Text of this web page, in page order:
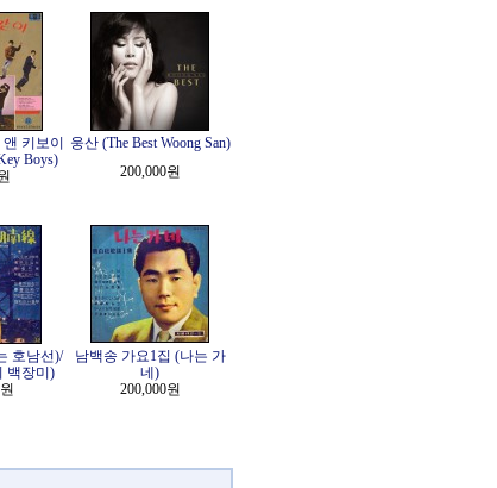
키보이
Boys)
웅산 (The Best Woong San)
200,000원
호남선)/
백장미)
남백송 가요1집 (나는 가
네)
200,000원